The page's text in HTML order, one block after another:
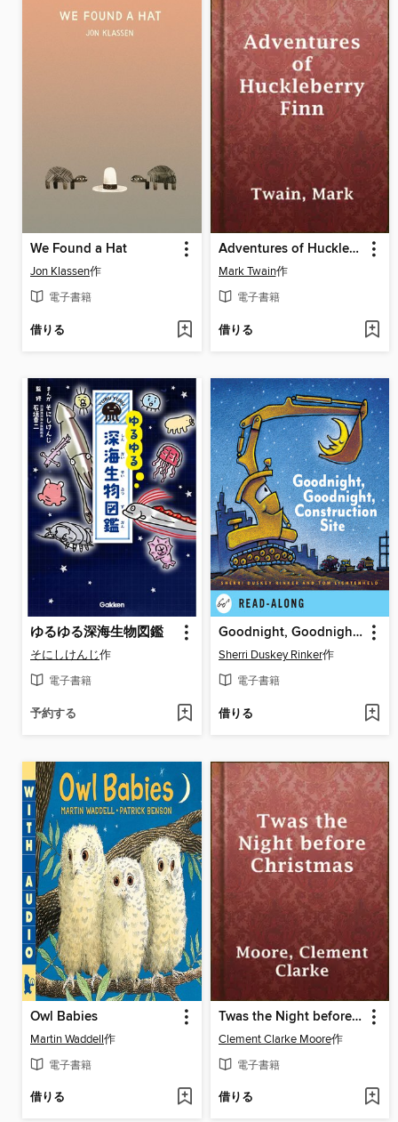
We Found a Hat
Jon Klassen作
電子書籍
借りる
Adventures of Huckleberry Finn
Mark Twain作
電子書籍
借りる
ゆるゆる深海生物図鑑
そにしけんじ作
電子書籍
予約する
Goodnight, Goodnight Construction Site
Sherri Duskey Rinker作
電子書籍
借りる
Owl Babies
Martin Waddell作
電子書籍
借りる
Twas the Night before Christmas
Clement Clarke Moore作
電子書籍
借りる